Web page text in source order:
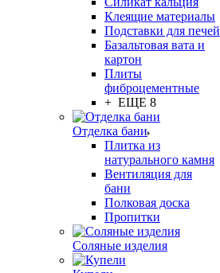
Клеящие материалы
Подставки для печей
Базальтовая вата и
картон
Плиты
фиброцементные
+ ЕЩЕ 8
Отделка бани
Плитка из
натурального камня
Вентиляция для
бани
Полковая доска
Пропитки
Соляные изделия